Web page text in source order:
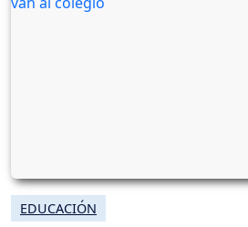
EDUCACIÓN